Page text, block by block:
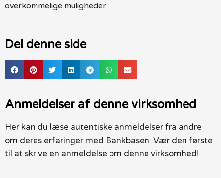
overkommelige muligheder.
Del denne side
Anmeldelser af denne virksomhed
Her kan du læse autentiske anmeldelser fra andre
om deres erfaringer med Bankbasen. Vær den første
til at skrive en anmeldelse om denne virksomhed!